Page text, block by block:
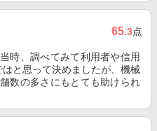
65.3点
時、調べてみて利用者や信用
と思って決めましたが、機械
数の多さにもとても助けられ